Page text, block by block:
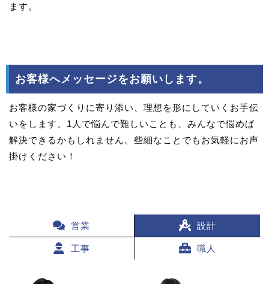
ます。
お客様へメッセージをお願いします。
お客様の家づくりに寄り添い、理想を形にしていくお手伝
いをします。1人で悩んで難しいことも、みんなで悩めば
解決できるかもしれません。些細なことでもお気軽にお声
掛けください！
営業 設計
工事 職人